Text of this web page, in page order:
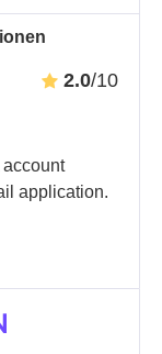
2.0/10
application.